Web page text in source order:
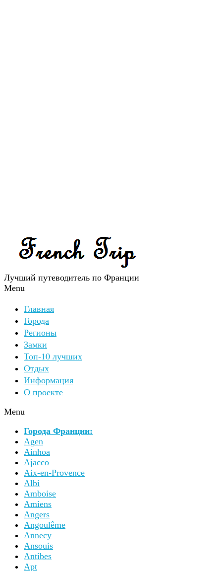
Лучший путеводитель по Франции
Menu
Главная
Города
Регионы
Замки
Топ-10 лучших
Отдых
Информация
О проекте
Menu
Города Франции:
Agen
Ainhoa
Ajacco
Aix-en-Provence
Albi
Amboise
Amiens
Angers
Angoulême
Annecy
Ansouis
Antibes
Apt